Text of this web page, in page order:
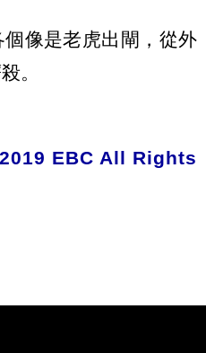
像是老虎出閘，從外
。
EBC All Rights